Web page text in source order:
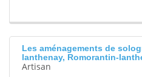
Les aménagements de
lanthenay, Romorantin-
Artisan